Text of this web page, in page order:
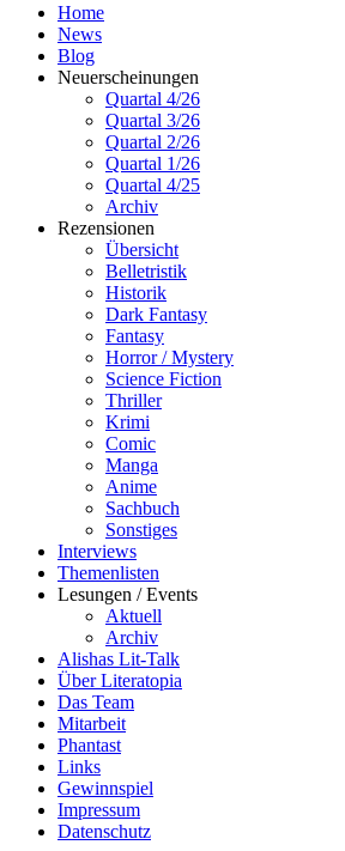
Home
News
Blog
Neuerscheinungen
Quartal 4/26
Quartal 3/26
Quartal 2/26
Quartal 1/26
Quartal 4/25
Archiv
Rezensionen
Übersicht
Belletristik
Historik
Dark Fantasy
Fantasy
Horror / Mystery
Science Fiction
Thriller
Krimi
Comic
Manga
Anime
Sachbuch
Sonstiges
Interviews
Themenlisten
Lesungen / Events
Aktuell
Archiv
Alishas Lit-Talk
Über Literatopia
Das Team
Mitarbeit
Phantast
Links
Gewinnspiel
Impressum
Datenschutz